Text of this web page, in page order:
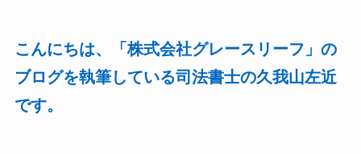
こんにちは、「株式会社グレースリーフ」の
ブログを執筆している司法書士の久我山左近
です。